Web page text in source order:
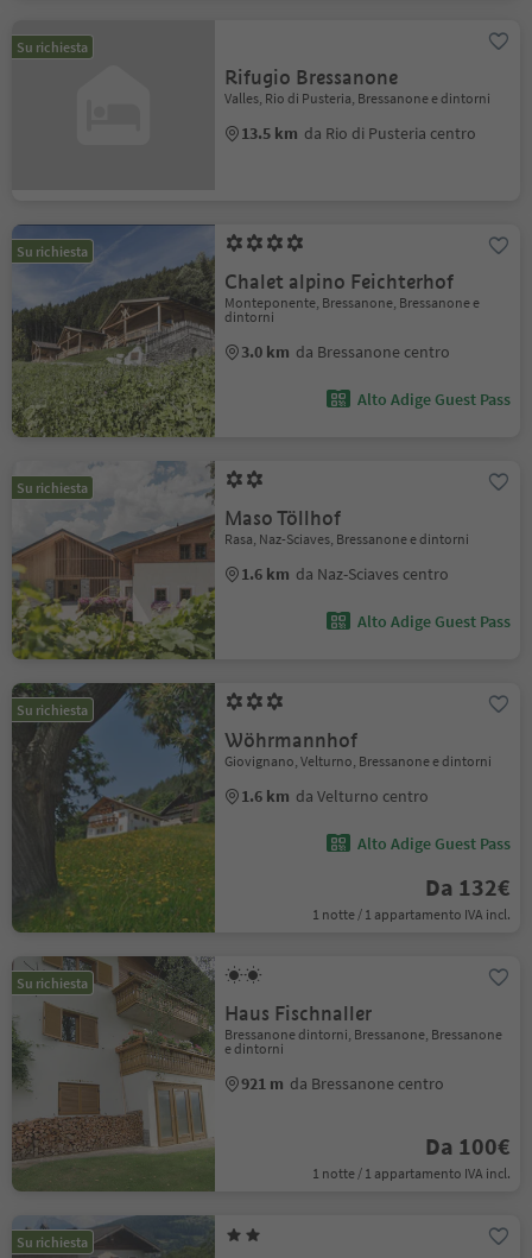
Su richiesta
Rifugio Bressanone
Valles, Rio di Pusteria, Bressanone e dintorni
13.5 km da Rio di Pusteria centro
Su richiesta
Chalet alpino Feichterhof
Monteponente, Bressanone, Bressanone e
dintorni
3.0 km da Bressanone centro
Alto Adige Guest Pass
Su richiesta
Maso Töllhof
Rasa, Naz-Sciaves, Bressanone e dintorni
1.6 km da Naz-Sciaves centro
Alto Adige Guest Pass
Su richiesta
Wöhrmannhof
Giovignano, Velturno, Bressanone e dintorni
1.6 km da Velturno centro
Alto Adige Guest Pass
Da 132€
1 notte / 1 appartamento IVA incl.
Su richiesta
Haus Fischnaller
Bressanone dintorni, Bressanone, Bressanone
e dintorni
921 m da Bressanone centro
Da 100€
1 notte / 1 appartamento IVA incl.
Su richiesta